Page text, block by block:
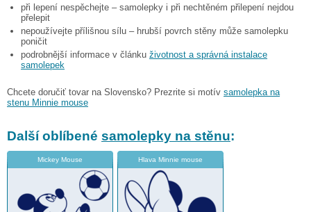
při lepení nespěchejte – samolepky i při nechtěném přilepení nejdou
přelepit
nepoužívejte přílišnou sílu – hrubší povrch stěny může samolepku
poničit
podrobnější informace v článku životnost a správná instalace
samolepek
Chcete doručiť tovar na Slovensko? Prezrite si motív samolepka na
stenu Minnie mouse
Další oblíbené samolepky na stěnu:
Mickey Mouse Hlava Minnie mouse